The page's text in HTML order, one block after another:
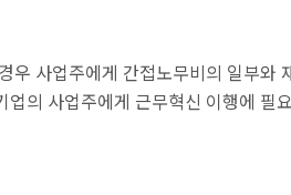
사업주에게 간접노무비의 일부와
의 사업주에게 근무혁신 이행에 필